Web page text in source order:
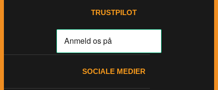
TRUSTPILOT
SOCIALE MEDIER